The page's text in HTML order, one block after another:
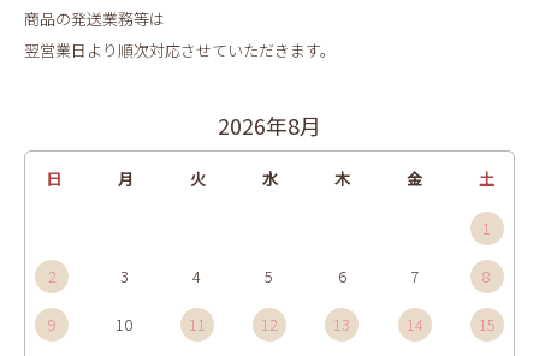
商品の発送業務等は
翌営業日より順次対応させていただきます。
2026年8月
日 月 火 水 木 金 土
1
2 3 4 5 6 7 8
9 10 11 12 13 14 15